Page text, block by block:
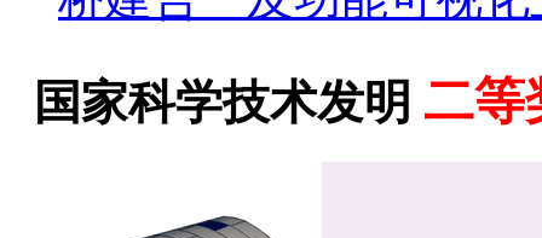
国家科学技术发明 二等